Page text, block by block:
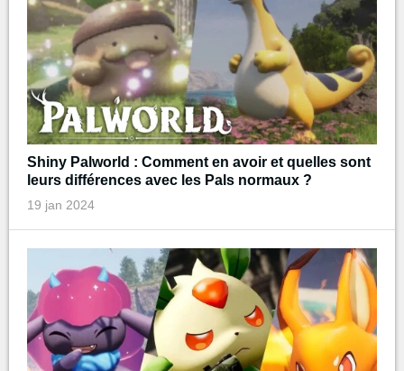
Shiny Palworld : Comment en avoir et quelles sont
leurs différences avec les Pals normaux ?
19 jan 2024